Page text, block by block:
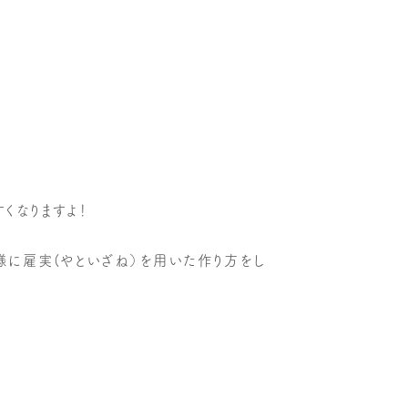
りますよ！
雇実(やといざね）を用いた作り方をし